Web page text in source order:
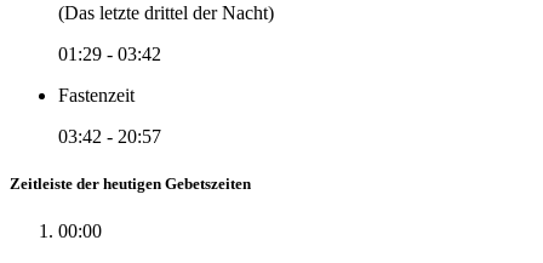
(Das letzte drittel der Nacht)
01:29 - 03:42
Fastenzeit
03:42 - 20:57
Zeitleiste der heutigen Gebetszeiten
00:00